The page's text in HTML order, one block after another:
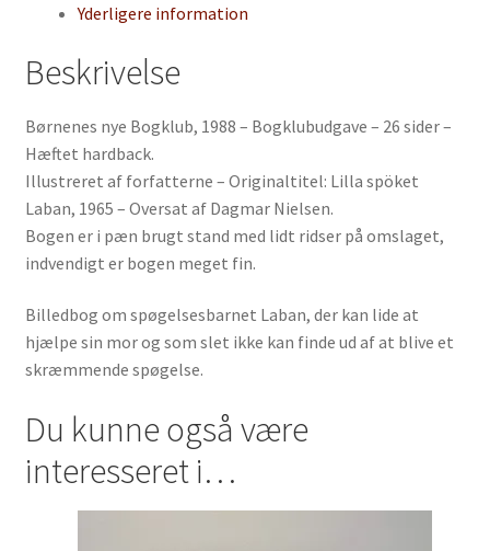
Yderligere information
Beskrivelse
Børnenes nye Bogklub, 1988 – Bogklubudgave – 26 sider –
Hæftet hardback.
Illustreret af forfatterne – Originaltitel: Lilla spöket
Laban, 1965 – Oversat af Dagmar Nielsen.
Bogen er i pæn brugt stand med lidt ridser på omslaget,
indvendigt er bogen meget fin.
Billedbog om spøgelsesbarnet Laban, der kan lide at
hjælpe sin mor og som slet ikke kan finde ud af at blive et
skræmmende spøgelse.
Du kunne også være
interesseret i…